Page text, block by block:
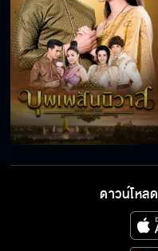
ดาวน์โหลด